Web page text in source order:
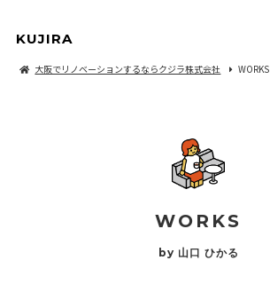
KUJIRA
大阪でリノベーションするならクジラ株式会社 WORKS
WORKS
by 山口 ひかる